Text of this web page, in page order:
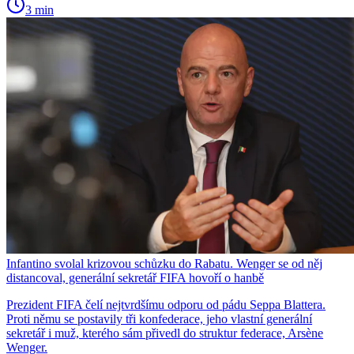
3 min
Infantino svolal krizovou schůzku do Rabatu. Wenger se od něj
distancoval, generální sekretář FIFA hovoří o hanbě
Prezident FIFA čelí nejtvrdšímu odporu od pádu Seppa Blattera.
Proti němu se postavily tři konfederace, jeho vlastní generální
sekretář i muž, kterého sám přivedl do struktur federace, Arsène
Wenger.